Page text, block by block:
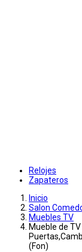
Relojes
Zapateros
Inicio
Salon
Muebles TV
Mueble de
(Fon)